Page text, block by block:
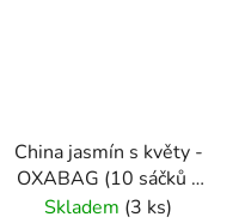
China jasmín s květy -
OXABAG (10 sáčků x
4g) - Oxalis
Skladem (3 ks)